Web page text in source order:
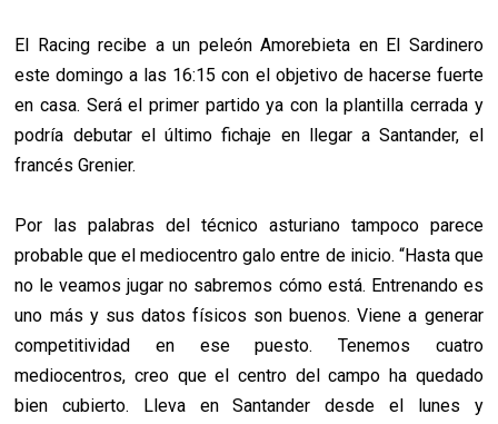
El Racing recibe a un peleón Amorebieta en El Sardinero
este domingo a las 16:15 con el objetivo de hacerse fuerte
en casa. Será el primer partido ya con la plantilla cerrada y
podría debutar el último fichaje en llegar a Santander, el
francés Grenier.
Por las palabras del técnico asturiano tampoco parece
probable que el mediocentro galo entre de inicio. “Hasta que
no le veamos jugar no sabremos cómo está. Entrenando es
uno más y sus datos físicos son buenos. Viene a generar
competitividad en ese puesto. Tenemos cuatro
mediocentros, creo que el centro del campo ha quedado
bien cubierto. Lleva en Santander desde el lunes y